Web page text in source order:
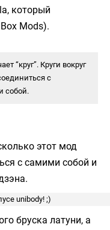
, который
Mods).
“круг”. Круги вокруг
с
собой.
этот мод
с самими собой и
бруска латуни, а